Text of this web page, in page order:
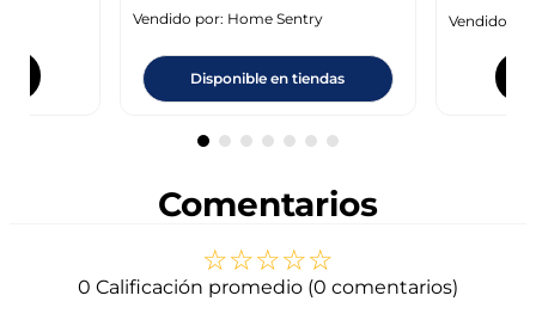
Vendido por: Home Sentry
Disponible en tiendas
Vendido
Comentarios
☆☆☆☆☆
0 Calificación promedio (0 comentarios)